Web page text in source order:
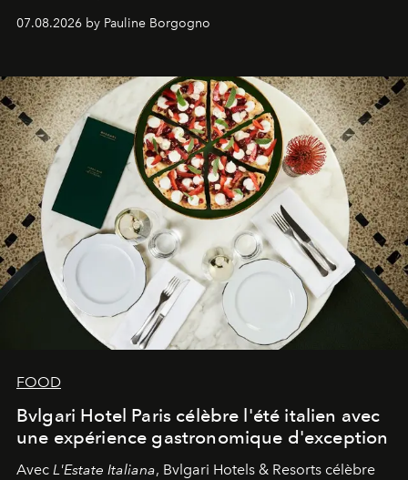
07.08.2026 by Pauline Borgogno
FOOD
Bvlgari Hotel Paris célèbre l'été italien avec
une expérience gastronomique d'exception
Avec L'Estate Italiana, Bvlgari Hotels & Resorts célèbre